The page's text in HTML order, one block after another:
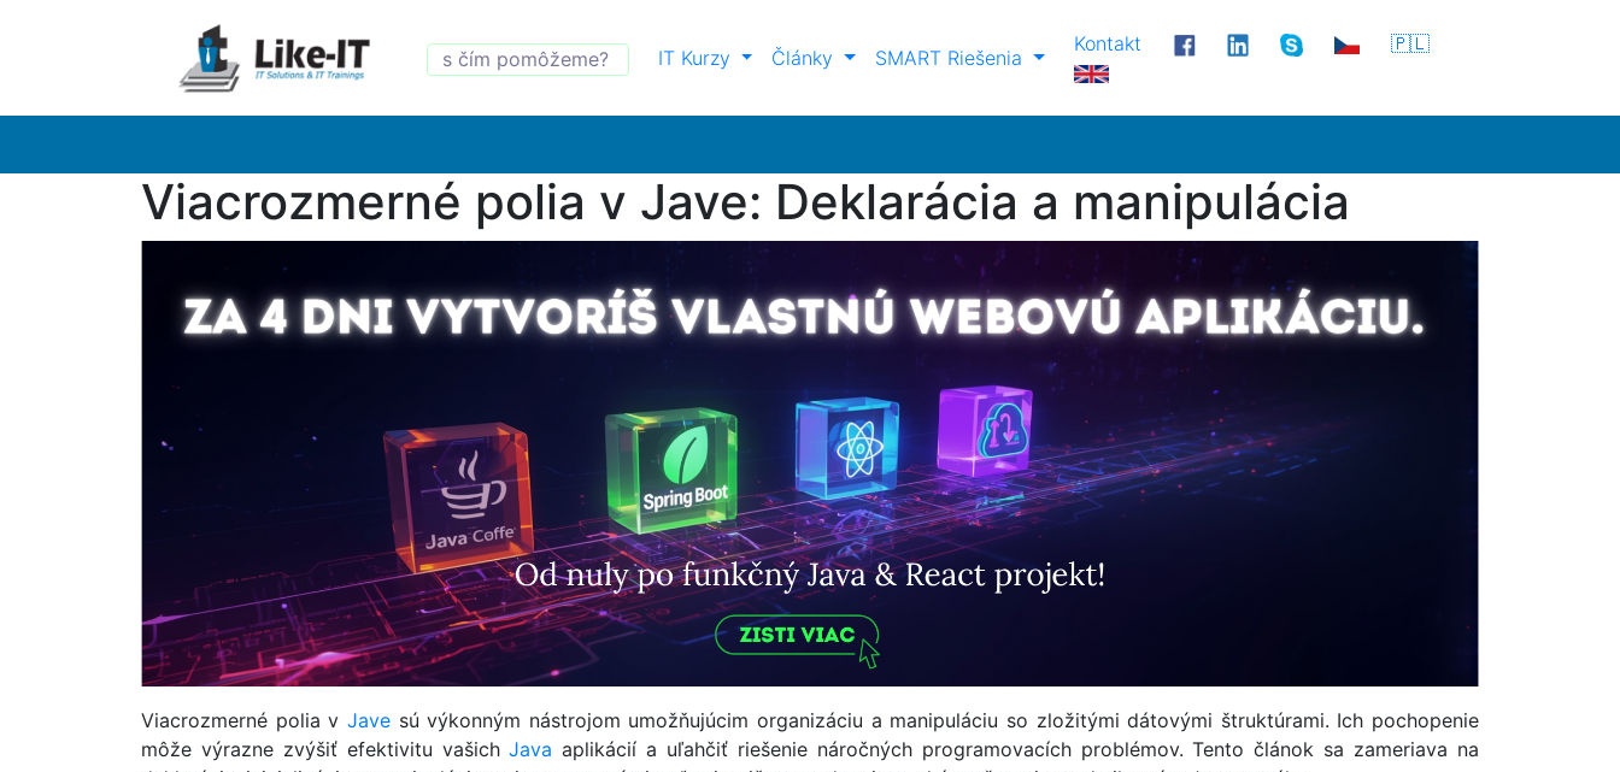
IT Kurzy Články SMART Riešenia
Kontakt 🇵🇱
Viacrozmerné polia v Jave: Deklarácia a manipulácia
Viacrozmerné polia v Javesú výkonným nástrojom umožňujúcim organizáciu a manipuláciu so zložitými dátovými štruktúrami. Ich pochopenie
môže výrazne zvýšiť efektivitu vašichJava aplikácií a uľahčiť riešenie náročných programovacích problémov. Tento článok sa zameriava na